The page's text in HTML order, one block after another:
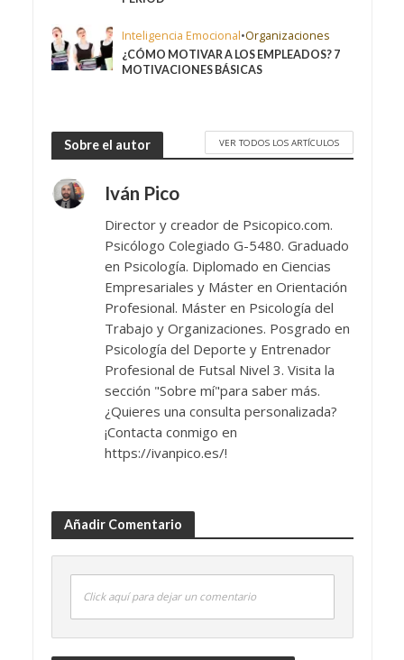
Inteligencia Emocional•Organizaciones
¿CÓMO MOTIVAR A LOS EMPLEADOS? 7
MOTIVACIONES BÁSICAS
Sobre el autor VER TODOS LOS ARTÍCULOS
Iván Pico
Director y creador de Psicopico.com.
Psicólogo Colegiado G-5480. Graduado
en Psicología. Diplomado en Ciencias
Empresariales y Máster en Orientación
Profesional. Máster en Psicología del
Trabajo y Organizaciones. Posgrado en
Psicología del Deporte y Entrenador
Profesional de Futsal Nivel 3. Visita la
sección "Sobre mí"para saber más.
¿Quieres una consulta personalizada?
¡Contacta conmigo en
https://ivanpico.es/!
Añadir Comentario
Click aquí para dejar un comentario